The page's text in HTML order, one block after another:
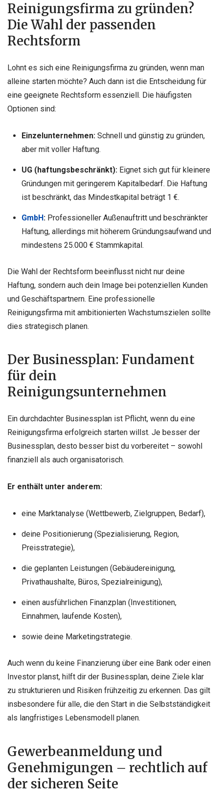
Reinigungsfirma zu gründen?
Die Wahl der passenden
Rechtsform
Lohnt es sich eine Reinigungsfirma zu gründen, wenn man
alleine starten möchte? Auch dann ist die Entscheidung für
eine geeignete Rechtsform essenziell. Die häufigsten
Optionen sind:
Einzelunternehmen: Schnell und günstig zu gründen,
aber mit voller Haftung.
UG (haftungsbeschränkt): Eignet sich gut für kleinere
Gründungen mit geringerem Kapitalbedarf. Die Haftung
ist beschränkt, das Mindestkapital beträgt 1 €.
GmbH: Professioneller Außenauftritt und beschränkter
Haftung, allerdings mit höherem Gründungsaufwand und
mindestens 25.000 € Stammkapital.
Die Wahl der Rechtsform beeinflusst nicht nur deine
Haftung, sondern auch dein Image bei potenziellen Kunden
und Geschäftspartnern. Eine professionelle
Reinigungsfirma mit ambitionierten Wachstumszielen sollte
dies strategisch planen.
Der Businessplan: Fundament
für dein
Reinigungsunternehmen
Ein durchdachter Businessplan ist Pflicht, wenn du eine
Reinigungsfirma erfolgreich starten willst. Je besser der
Businessplan, desto besser bist du vorbereitet – sowohl
finanziell als auch organisatorisch.
Er enthält unter anderem:
eine Marktanalyse (Wettbewerb, Zielgruppen, Bedarf),
deine Positionierung (Spezialisierung, Region,
Preisstrategie),
die geplanten Leistungen (Gebäudereinigung,
Privathaushalte, Büros, Spezialreinigung),
einen ausführlichen Finanzplan (Investitionen,
Einnahmen, laufende Kosten),
sowie deine Marketingstrategie.
Auch wenn du keine Finanzierung über eine Bank oder einen
Investor planst, hilft dir der Businessplan, deine Ziele klar
zu strukturieren und Risiken frühzeitig zu erkennen. Das gilt
insbesondere für alle, die den Start in die Selbstständigkeit
als langfristiges Lebensmodell planen.
Gewerbeanmeldung und
Genehmigungen – rechtlich auf
der sicheren Seite